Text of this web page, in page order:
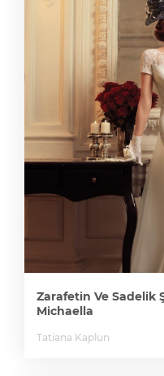
Zarafetin Ve Sadelik
Michaella
Tatiana Kaplun